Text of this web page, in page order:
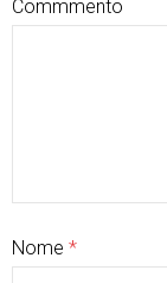
Commmento
Nome *